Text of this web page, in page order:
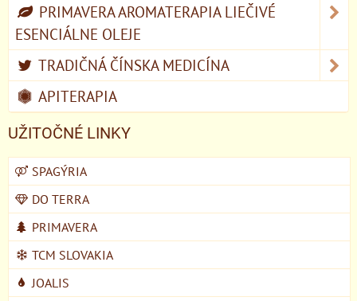
PRIMAVERA AROMATERAPIA LIEČIVÉ
ESENCIÁLNE OLEJE
TRADIČNÁ ČÍNSKA MEDICÍNA
APITERAPIA
UŽITOČNÉ LINKY
SPAGÝRIA
DO TERRA
PRIMAVERA
TCM SLOVAKIA
JOALIS